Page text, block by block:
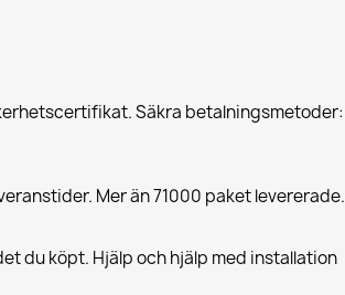
Säkra betalningsmetoder:
Mer än 71000 paket levererade.
du köpt. Hjälp och hjälp med installation